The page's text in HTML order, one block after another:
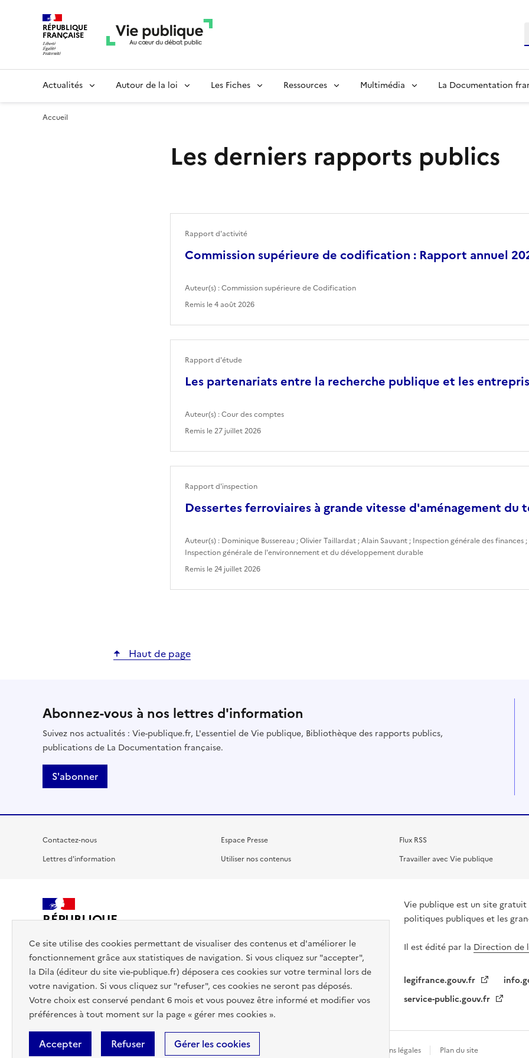
Ce site utilise des cookies permettant de visualiser des contenus et d'améliorer le
fonctionnement grâce aux statistiques de navigation. Si vous cliquez sur "accepter",
la Dila (éditeur du site vie-publique.fr) déposera ces cookies sur votre terminal lors de
votre navigation. Si vous cliquez sur "refuser", ces cookies ne seront pas déposés.
Votre choix est conservé pendant 6 mois et vous pouvez être informé et modifier vos
préférences à tout moment sur la page « gérer mes cookies ».
Accepter Refuser Gérer les cookies
RÉPUBLIQUE
FRANÇAISE
Actualités Autour de la loi Les Fiches Ressources Multimédia La Documentation
Accueil
Les derniers rapports publics
Commission supérieure de codification : Rapport annuel
Rapport d'activité
Auteur(s) :Commission supérieure de Codification
Remis le4 août 2026
Les partenariats entre la recherche publique et les
Rapport d'étude
Auteur(s) :Cour des comptes
Remis le27 juillet 2026
Dessertes ferroviaires à grande vitesse d'aménagement du
Rapport d'inspection
Auteur(s) : Dominique Bussereau ;Olivier Taillardat ;Alain Sauvant ; Inspection générale des finances ;
Inspection générale de l'environnement et du développement durable
Remis le24 juillet 2026
Haut de page
Abonnez-vous à nos lettres d'information
Suivez nos actualités : Vie-publique.fr, L'essentiel de Vie publique, Bibliothèque des rapports publics,
publications de La Documentation française.
S'abonner
Contactez-nous
Lettres d'information
Espace Presse
Utiliser nos contenus
Flux RSS
Travailler avec Vie publique
RÉPUBLIQUE
Vie publique est un site
politiques publiques et les
Il est édité par la Direction de
legifrance.gouv.fr
service-public.gouv.fr
Accessibilité : totalement conforme Données personnelles Mentions légales Plan du site